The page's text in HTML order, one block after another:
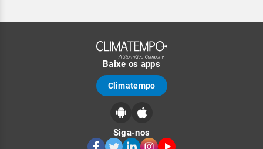
Baixe os apps
Climatempo
Siga-nos